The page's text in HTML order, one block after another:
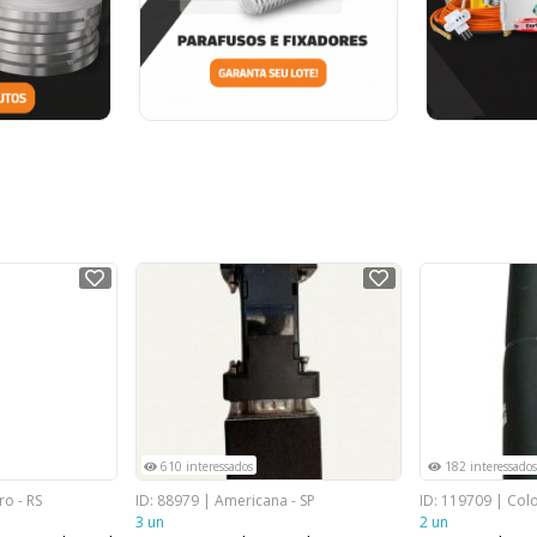
- RS
610 interessados
ID: 88979 | Americana - SP
3 un
182 interessados
ID: 119709 |
2 un